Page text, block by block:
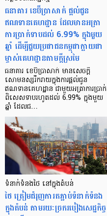
ធនាគារ ខេប៊ីប្រាសាក់ ផ្ដល់ជូន
ឥណទានគេហដ្ឋាន ដែលមានអត្រា
ការប្រាក់ទាបដល់ 6.99% ក្នុងមួយ
ឆ្នាំ ដើម្បីជួយប្រជាជនកម្ពុជាក្លាយជា
ម្ចាស់គេហដ្ឋានតាមក្តីស្រមៃ
ធនាគារ ខេប៊ីប្រាសាក់ មានសេចក្តី
សោមនស្សរីករាយក្នុងការផ្ដល់ជូន
ឥណទានគេហដ្ឋាន ជាមួយអត្រាការប្រាក់
ពិសេសទាបរហូតដល់ 6.99% ក្នុងមួយ
ឆ្នាំ ដែលជ…
ទំនាក់ទំនង​ថៃ នៅក្នុង​តំបន់
ថៃ ត្រៀមជំរុញការតភ្ជាប់ទំនាក់ទំនង
ក្នុងតំបន់ តាមរយៈច្រករបៀងសេដ្ឋកិច្ច